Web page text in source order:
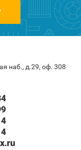
наб., д.29, оф. 308